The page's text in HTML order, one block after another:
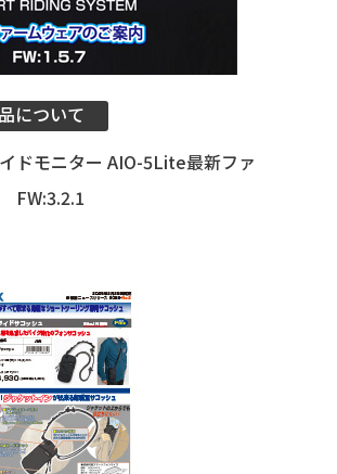
について
ドモニター AIO-5Lite最新ファ
FW:3.2.1